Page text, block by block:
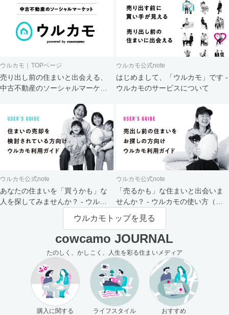
ウルカモ｜TOPページ
売り出し前の住まいと出会える、
中古不動産のソーシャルマーケッ
ウルカモ公式note
はじめまして、「ウルカモ」です -
ウルカモのサービスについて
ウルカモ公式note
あなたの住まいを「買うかも」な
人を探してみませんか？ - ウルカ
ウルカモ公式note
「売るかも」な住まいと出会いま
せんか？ - ウルカモの使い方（買
主さま向け）
ウルカモトップを見る
cowcamo JOURNAL
たのしく、かしこく、人生を彩る住まいメディア
購入に関する
ライフスタイル
おすすめ